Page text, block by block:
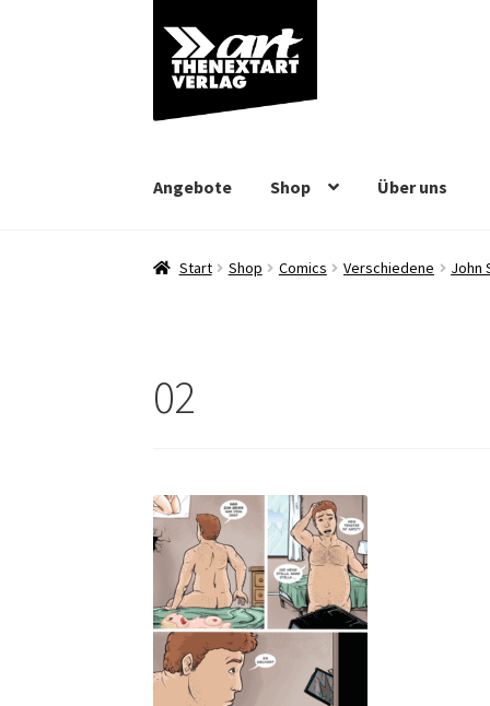
Zur
Navigation
springen
Zum
Inhalt
springen
Angebote Shop Über uns
Start Shop Comics Verschiedene John
02